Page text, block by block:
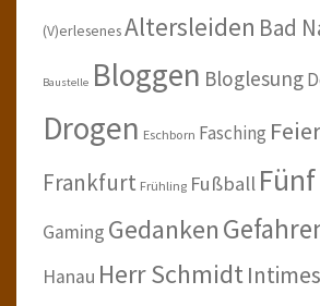
(V)erlesenesAltersleiden Bad
Baustelle Bloggen Bloglesung
Drogen Eschborn Fasching
Frankfurt Frühling Fußball
Gaming Gedanken
Hanau Herr SchmidtIntimes